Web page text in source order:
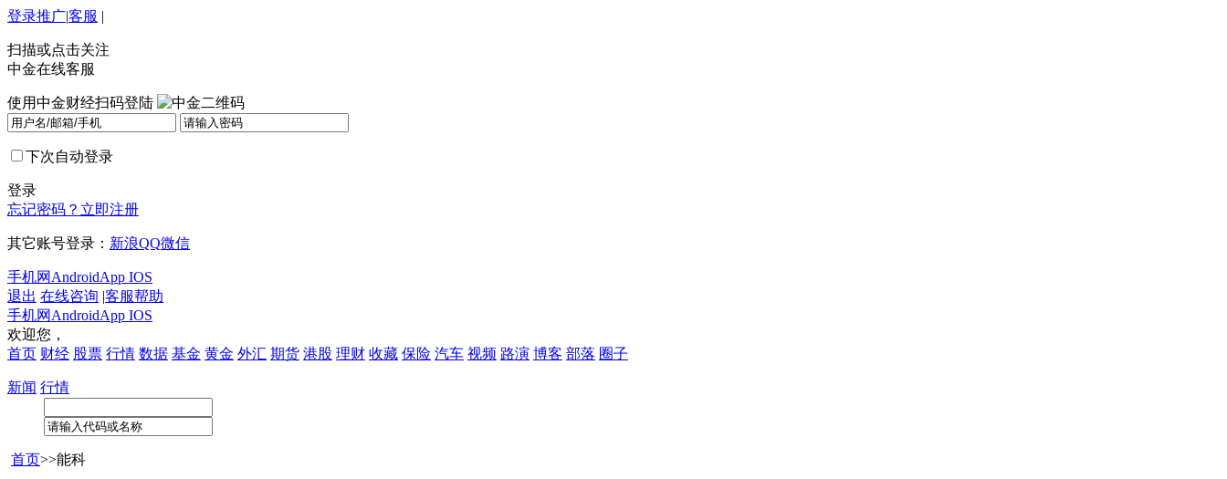
登录推广|客服 |
扫描或点击关注
中金在线客服
使用中金财经扫码登陆
下次自动登录
登录
忘记密码？ 立即注册
其它账号登录： 新浪QQ微信
手机网 AndroidApp IOS
退出 在线咨询 |客服帮助
手机网 AndroidApp IOS
欢迎您，
首页 财经 股票 行情 数据 基金 黄金 外汇 期货 港股 理财 收藏 保险 汽车 视频 路演 博客 部落 圈子
新闻 行情
首页>>能科